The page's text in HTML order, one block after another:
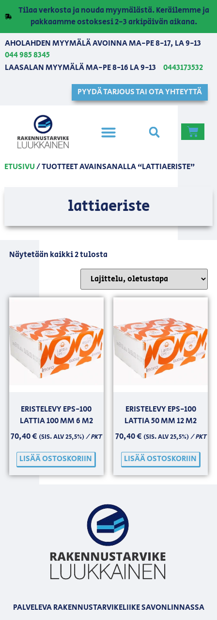
Tilaa verkosta ja nouda myymälästä. Keräilemme ja
pakkaamme ostoksesi 2-3 arkipäivän aikana.
AHOLAHDEN MYYMÄLÄ AVOINNA MA-PE 8-17, LA 9-13
044 985 8345
LAASALAN MYYMÄLÄ MA-PE 8-16 LA 9-13
0443173532
PYYDÄ TARJOUS TAI OTA YHTEYTTÄ
ETUSIVU/ TUOTTEET AVAINSANALLA “LATTIAERISTE”
lattiaeriste
Näytetään kaikki 2 tulosta
ERISTELEVY EPS-100
LATTIA 100 MM 6 M2
70,40€ (SIS. ALV 25,5%)/ PKT
LISÄÄ OSTOSKORIIN
ERISTELEVY EPS-100
LATTIA 50 MM 12 M2
70,40€ (SIS. ALV 25,5%)/ PKT
LISÄÄ OSTOSKORIIN
PALVELEVA RAKENNUSTARVIKELIIKE SAVONLINNASSA